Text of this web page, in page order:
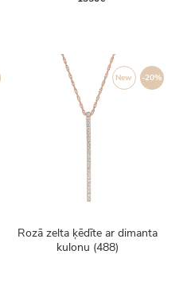
-20%
New
Rozā zelta ķēdīte ar dimanta
kulonu (488)